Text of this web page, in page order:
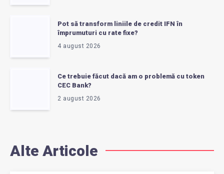
Pot să transform liniile de credit IFN în
împrumuturi cu rate fixe?
4 august 2026
Ce trebuie făcut dacă am o problemă cu token
CEC Bank?
2 august 2026
Alte Articole